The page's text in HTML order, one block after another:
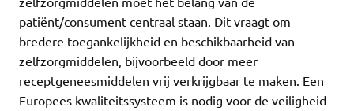
patiënt/consument centraal staan. Dit vraagt om
bredere toegankelijkheid en beschikbaarheid van
zelfzorgmiddelen, bijvoorbeeld door meer
receptgeneesmiddelen vrij verkrijgbaar te maken. Een
Europees kwaliteitssysteem is nodig voor de veiligheid